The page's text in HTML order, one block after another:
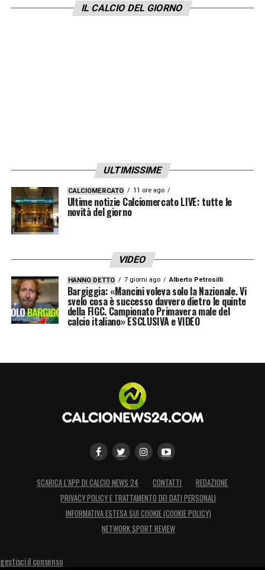
prossimo rinnovo di contratto con l’
IL CALCIO DEL GIORNO
ULTIMISSIME
CALCIOMERCATO 11 ore ago
Ultime notizie Calciomercato LIVE: tutte le
novità del giorno
VIDEO
HANNO DETTO 7 giorni ago Alberto Petrosilli
Bargiggia: «Mancini voleva solo la Nazionale. Vi
svelo cosa è successo davvero dietro le quinte
della FIGC. Campionato Primavera male del
calcio italiano» ESCLUSIVA e VIDEO
SCARICA L’APP DI CALCIO NEWS 24 CONTATTI
REDAZIONE
PRIVACY POLICY E TRATTAMENTO DEI DATI PERSONALI
INFORMATIVA ESTESA SUI COOKIE (COOKIE POLICY)
NETWORK SPORT REVIEW
gestisci il consenso